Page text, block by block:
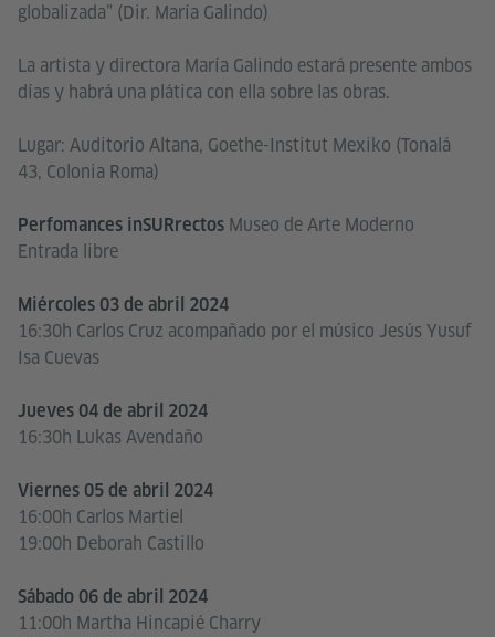
globalizada” (Dir. María Galindo)
La artista y directora María Galindo estará presente ambos
días y habrá una plática con ella sobre las obras.
Lugar: Auditorio Altana, Goethe-Institut Mexiko (Tonalá
43, Colonia Roma)
Perfomances inSURrectos Museo de Arte Moderno
Entrada libre
Miércoles 03 de abril 2024
16:30h Carlos Cruz acompañado por el músico Jesús Yusuf
Isa Cuevas
Jueves 04 de abril 2024
16:30h Lukas Avendaño
Viernes 05 de abril 2024
16:00h Carlos Martiel
19:00h Deborah Castillo
Sábado 06 de abril 2024
11:00h Martha Hincapié Charry